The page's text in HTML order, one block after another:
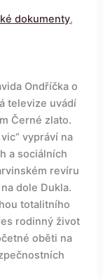
dokumenty,
Ondříčka o
televize uvádí
Černé zlato.
vypráví na
a sociálních
revíru
dole Dukla.
totalitního
rodinný život
oběti na